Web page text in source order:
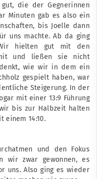
die der Gegnerinnen
Minuten gab es also ein
bis Joelle dann
uns machte. Ab da ging
hielten gut mit den
und ließen sie nicht
wie wir in dem ein
gespielt haben, war
Steigerung. In der
mit einer 13:9 Führung
bis zur Halbzeit halten
14:10.
und den Fokus
wir zwar gewonnen, es
uns. Also ging es wieder